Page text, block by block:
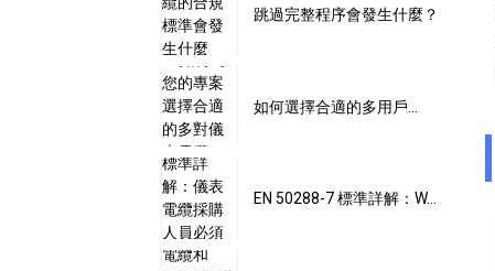
跳過完整程序會發生什麼？
如何選擇合適的多用戶...
EN 50288-7 標準詳解：W...